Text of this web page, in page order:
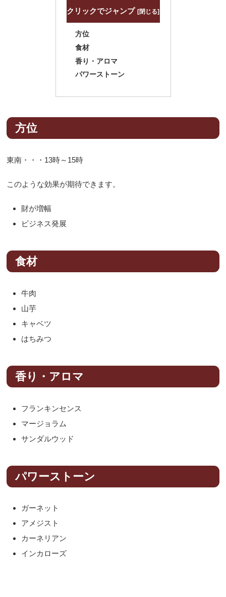
クリックでジャンプ
方位
食材
香り・アロマ
パワーストーン
方位
東南・・・13時～15時
このような効果が期待できます。
財が増幅
ビジネス発展
食材
牛肉
山芋
キャベツ
はちみつ
香り・アロマ
フランキンセンス
マージョラム
サンダルウッド
パワーストーン
ガーネット
アメジスト
カーネリアン
インカローズ